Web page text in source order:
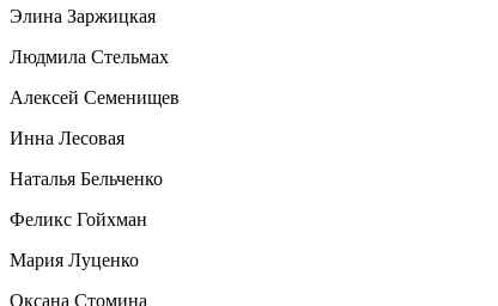
Элина Заржицкая
Людмила Стельмах
Алексей Семенищев
Инна Лесовая
Наталья Бельченко
Феликс Гойхман
Мария Луценко
Оксана Стомина